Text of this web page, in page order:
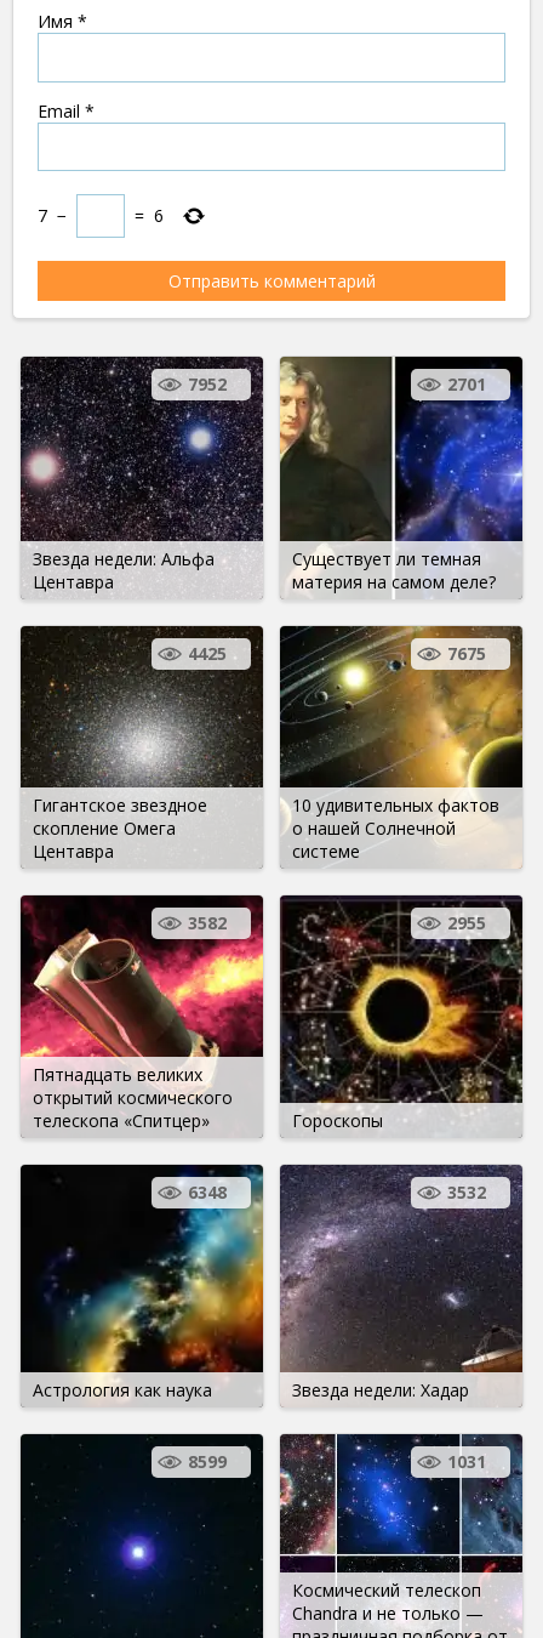
Имя *
Email *
7 − = 6
Звезда недели: Альфа
Центавра
7952
Существует ли темная
материя на самом деле?
2701
Гигантское звездное
скопление Омега
Центавра
4425
10 удивительных фактов
о нашей Солнечной
системе
7675
Пятнадцать великих
открытий космического
телескопа «Спитцер»
3582
Гороскопы
2955
Астрология как наука
6348
Звезда недели: Хадар
3532
8599
Космический телескоп
Chandra и не только —
1031